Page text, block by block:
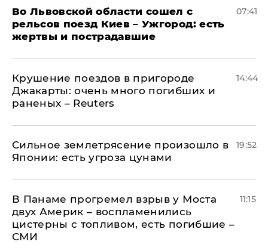
Во Львовской области сошел с
рельсов поезд Киев – Ужгород: есть
жертвы и пострадавшие
07:41
Крушение поездов в пригороде
Джакарты: очень много погибших и
раненых – Reuters
14:44
Сильное землетрясение произошло в
Японии: есть угроза цунами
19:52
В Панаме прогремел взрыв у Моста
двух Америк – воспламенились
цистерны с топливом, есть погибшие –
СМИ
11:15